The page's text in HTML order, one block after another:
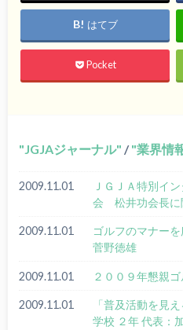
はてブ
Pocket
JGJAジャーナル / 業界情
2009.11.01
ＪＧＪＡ特別イ
会 松井功会長に
2009.11.01
ゴルフのマナー
菅野徳雄
2009.11.01 ２００９年懇親
2009.11.01
「普及活動を見
学校 ２年 代表：